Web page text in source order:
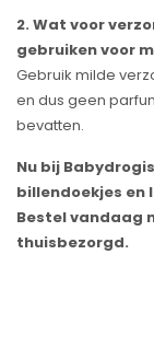
2. Wat voor
gebruiken voor
Gebruik milde
en dus geen
bevatten.
Nu bij
billendoekjes en
Bestel vandaag
thuisbezorgd.